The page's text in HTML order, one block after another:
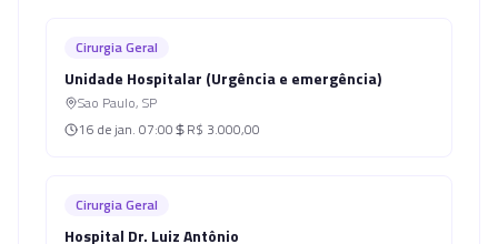
Cirurgia Geral
Unidade Hospitalar (Urgência e emergência)
Sao Paulo, SP
16 de jan. 07:00 R$ 3.000,00
Cirurgia Geral
Hospital Dr. Luiz Antônio